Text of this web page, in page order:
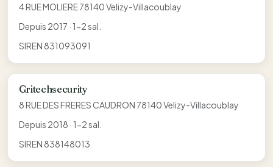
4 RUE MOLIERE 78140 Velizy-Villacoublay
Depuis 2017 · 1-2 sal.
SIREN 831093091
Gritechsecurity
8 RUE DES FRERES CAUDRON 78140 Velizy-Villacoublay
Depuis 2018 · 1-2 sal.
SIREN 838148013